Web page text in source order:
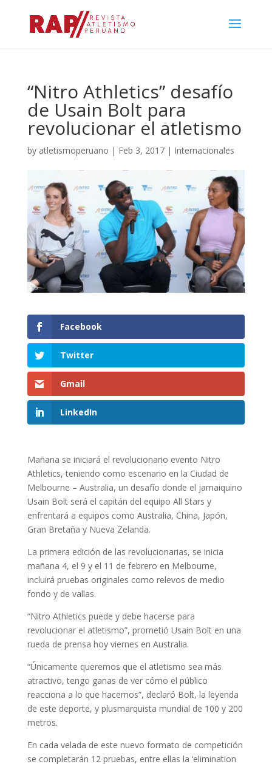
“Nitro Athletics” desafío
de Usain Bolt para
revolucionar el atletismo
by atletismoperuano | Feb 3, 2017| Internacionales
Facebook
Twitter
Gmail
LinkedIn
Mañana se iniciará el revolucionario evento Nitro
Athletics, teniendo como escenario en la Ciudad de
Melbourne – Australia, un desafío donde el jamaiquino
Usain Bolt será el capitán del equipo All Stars y
enfrentará a equipos como Australia, China, Japón,
Gran Bretaña y Nueva Zelanda.
La primera edición de las revolucionarias, se inicia
mañana 4, el 9 y el 11 de febrero en Melbourne,
incluirá pruebas originales como relevos de medio
fondo y de vallas.
“Nitro Athletics puede y debe hacerse para
revolucionar el atletismo”, prometió Usain Bolt en una
rueda de prensa hoy viernes en Australia.
“Únicamente queremos que el atletismo sea más
atractivo, tengo ganas de ver cómo el público
reacciona a lo que hacemos”, declaró Bolt, la leyenda
de este deporte, y plusmarquista mundial de 100 y 200
metros.
En cada velada de este nuevo formato de competición
se completarán 12 pruebas, entre ellas la ‘elimination